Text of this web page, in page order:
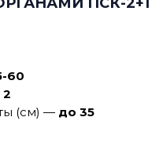
60
2
(см) — до 35